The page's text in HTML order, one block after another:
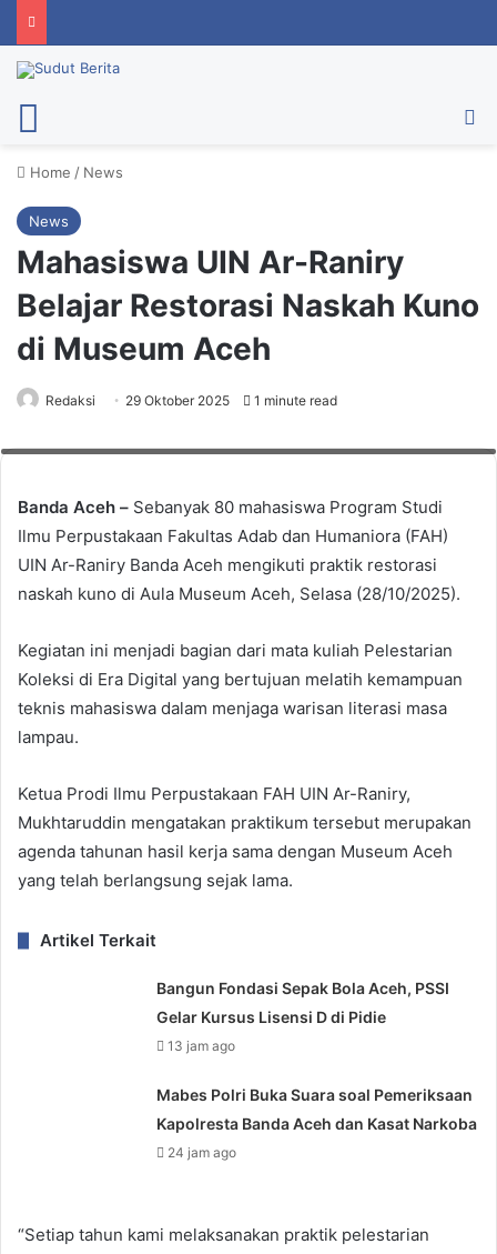
Home / News
News
Mahasiswa UIN Ar-Raniry
Belajar Restorasi Naskah Kuno
di Museum Aceh
Redaksi 29 Oktober 2025 1 minute read
Banda Aceh – Sebanyak 80 mahasiswa Program Studi
Ilmu Perpustakaan Fakultas Adab dan Humaniora (FAH)
UIN Ar-Raniry Banda Aceh mengikuti praktik restorasi
naskah kuno di Aula Museum Aceh, Selasa (28/10/2025).
Kegiatan ini menjadi bagian dari mata kuliah Pelestarian
Koleksi di Era Digital yang bertujuan melatih kemampuan
teknis mahasiswa dalam menjaga warisan literasi masa
lampau.
Ketua Prodi Ilmu Perpustakaan FAH UIN Ar-Raniry,
Mukhtaruddin mengatakan praktikum tersebut merupakan
agenda tahunan hasil kerja sama dengan Museum Aceh
yang telah berlangsung sejak lama.
Artikel Terkait
Bangun Fondasi Sepak Bola Aceh, PSSI
Gelar Kursus Lisensi D di Pidie
13 jam ago
Mabes Polri Buka Suara soal Pemeriksaan
Kapolresta Banda Aceh dan Kasat Narkoba
24 jam ago
“Setiap tahun kami melaksanakan praktik pelestarian